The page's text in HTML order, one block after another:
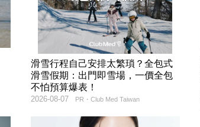
滑雪行程自己安排太繁瑣？全包式
滑雪假期：出門即雪場，一價全包
不怕預算爆表！
PR・Club Med Taiwan
2026-08-07